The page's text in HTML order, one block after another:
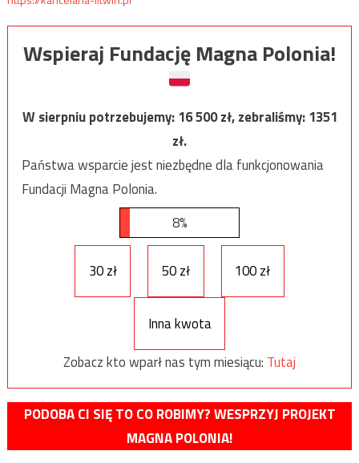
Wspieraj Fundację Magna Polonia!
W sierpniu potrzebujemy:16 500zł, zebraliśmy:1351
zł.
Państwa wsparcie jest niezbędne dla funkcjonowania
Fundacji Magna Polonia.
8%
30 zł 50 zł 100 zł
Inna kwota
Zobacz kto wparł nas tym miesiącu: Tutaj
PODOBA CI SIĘ TO CO ROBIMY? WESPRZYJ PROJEKT
MAGNA POLONIA!